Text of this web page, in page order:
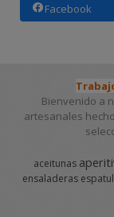
Facebook
Bienvenido a
artesanales
aceitunas
ensaladeras